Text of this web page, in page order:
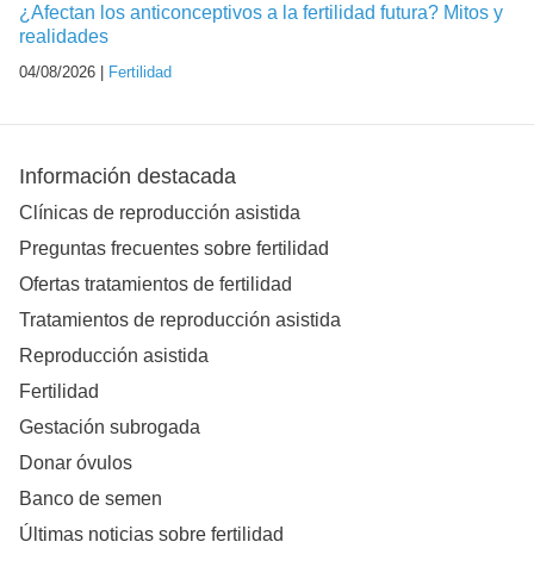
¿Afectan los anticonceptivos a la fertilidad futura? Mitos y
realidades
04/08/2026 | Fertilidad
Información destacada
Clínicas de reproducción asistida
Preguntas frecuentes sobre fertilidad
Ofertas tratamientos de fertilidad
Tratamientos de reproducción asistida
Reproducción asistida
Fertilidad
Gestación subrogada
Donar óvulos
Banco de semen
Últimas noticias sobre fertilidad